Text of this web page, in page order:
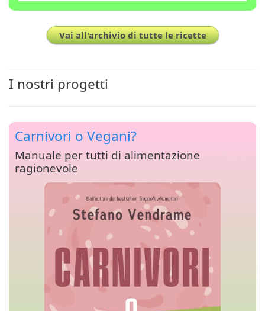
Vai all'archivio di tutte le ricette
I nostri progetti
Carnivori o Vegani?
Manuale per tutti di alimentazione
ragionevole